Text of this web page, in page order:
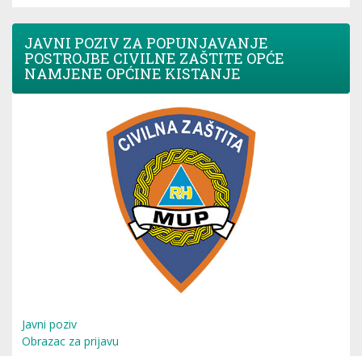
JAVNI POZIV ZA POPUNJAVANJE
POSTROJBE CIVILNE ZAŠTITE OPĆE
NAMJENE OPĆINE KISTANJE
Javni poziv
Obrazac za prijavu